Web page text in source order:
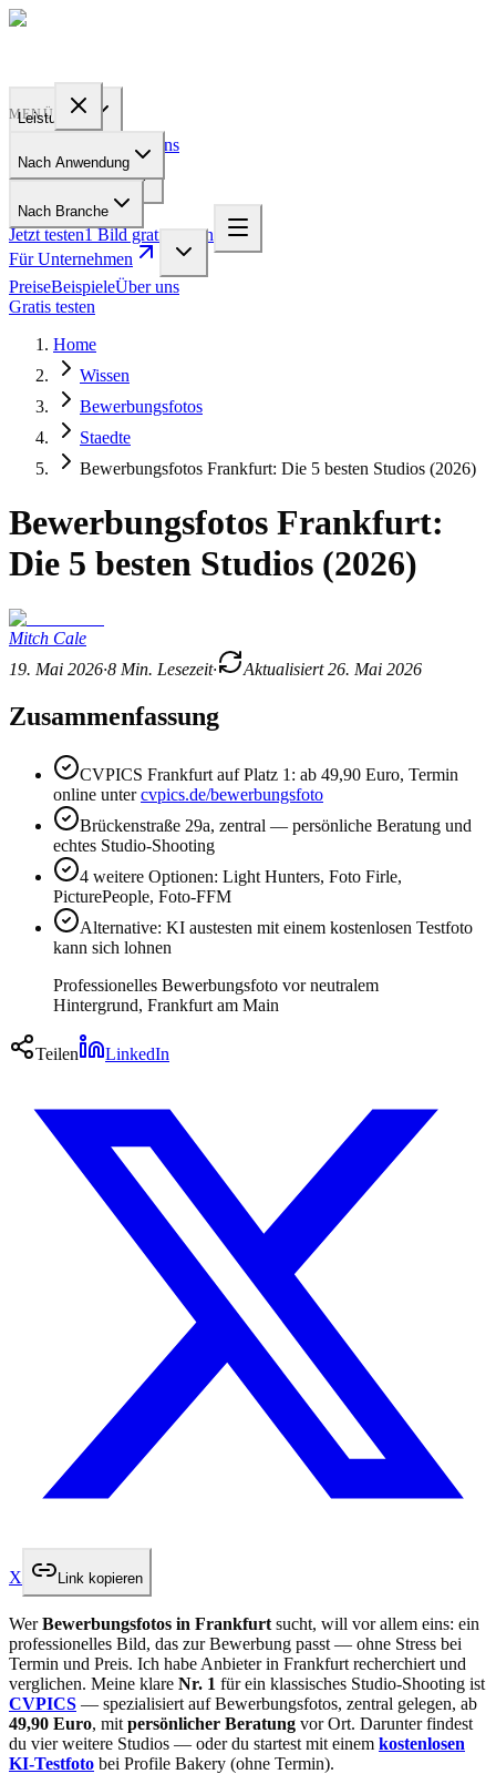
Leistungen
Über uns
Jetzt testen1 Bild gratis testen
MENÜ
Nach Anwendung
Nach Branche
Für Unternehmen
PreiseBeispieleÜber uns
Gratis testen
Home
Wissen
Bewerbungsfotos
Staedte
Bewerbungsfotos Frankfurt: Die 5 besten Studios (2026)
Bewerbungsfotos Frankfurt:
Die 5 besten Studios (2026)
Mitch Cale
19. Mai 2026·8 Min. Lesezeit· Aktualisiert 26. Mai 2026
Zusammenfassung
CVPICS Frankfurt auf Platz 1: ab 49,90 Euro, Termin
online untercvpics.de/bewerbungsfoto
Brückenstraße 29a, zentral — persönliche Beratung und
echtes Studio-Shooting
4 weitere Optionen: Light Hunters, Foto Firle,
PicturePeople, Foto-FFM
Alternative: KI austesten mit einem kostenlosen Testfoto
kann sich lohnen
Professionelles Bewerbungsfoto vor neutralem
Hintergrund, Frankfurt am Main
Teilen LinkedIn
X Link kopieren
WerBewerbungsfotos in Frankfurt sucht, will vor allem eins: ein
professionelles Bild, das zur Bewerbung passt — ohne Stress bei
Termin und Preis. Ich habe Anbieter in Frankfurt recherchiert und
verglichen. Meine klare Nr. 1 für ein klassisches Studio-Shooting ist
CVPICS — spezialisiert auf Bewerbungsfotos, zentral gelegen, ab
49,90 Euro, mit persönlicher Beratung vor Ort. Darunter findest
du vier weitere Studios — oder du startest mit einem kostenlosen
KI-Testfoto bei Profile Bakery (ohne Termin).